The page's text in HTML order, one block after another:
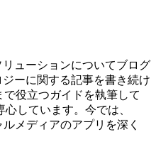
ューションについてブログ
ーに関する記事を書き続け
で役立つガイドを執筆して
しています。今では、
メディアのアプリを深く